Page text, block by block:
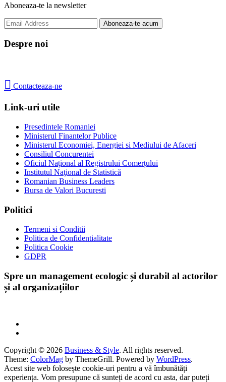
Aboneaza-te la newsletter
Despre noi
 Contacteaza-ne
Link-uri utile
Presedintele Romaniei
Ministerul Finantelor Publice
Ministerul Economiei, Energiei si Mediului de Afaceri
Consiliul Concurentei
Oficiul Național al Registrului Comerțului
Institutul Naţional de Statistică
Romanian Business Leaders
Bursa de Valori Bucuresti
Politici
Termeni si Conditii
Politica de Confidentialitate
Politica Cookie
GDPR
Spre un management ecologic și durabil al actorilor
și al organizațiilor
Copyright © 2026 Business & Style. All rights reserved.
Theme: ColorMag by ThemeGrill. Powered by WordPress.
Acest site web folosește cookie-uri pentru a vă îmbunătăți
experiența. Vom presupune că sunteți de acord cu asta, dar puteți